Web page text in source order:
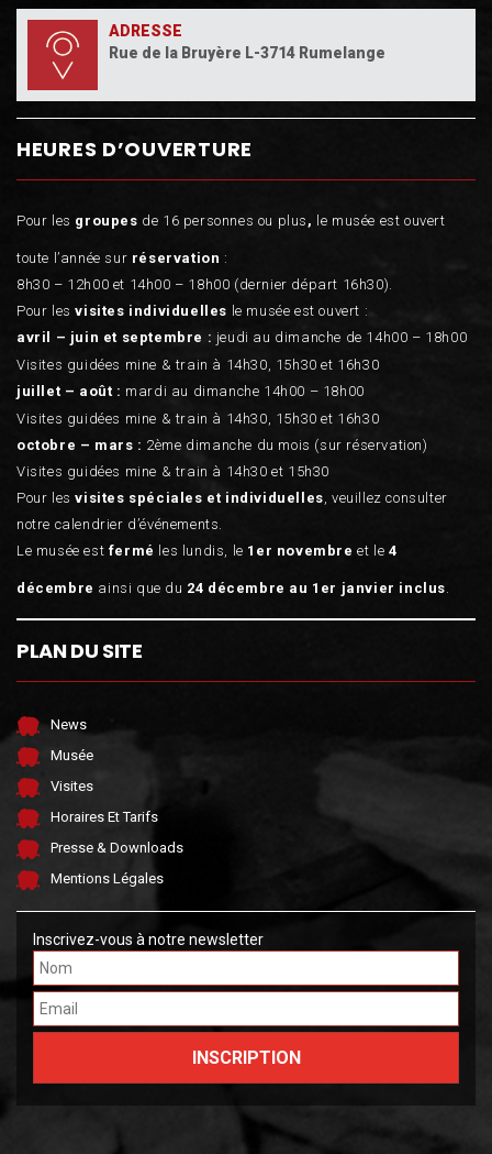
ADRESSE
Rue de la Bruyère L-3714 Rumelange
HEURES D’OUVERTURE
Pour les groupes de 16 personnes ou plus , le musée est ouvert
toute l’année sur réservation :
8h30 – 12h00 et 14h00 – 18h00 (dernier départ 16h30).
Pour lesvisites individuelles le musée est ouvert :
avril – juin et septembre : jeudi au dimanche de 14h00 – 18h00
Visites guidées mine & train à 14h30, 15h30 et 16h30
juillet – août : mardi au dimanche 14h00 – 18h00
Visites guidées mine & train à 14h30, 15h30 et 16h30
octobre – mars : 2ème dimanche du mois (sur réservation)
Visites guidées mine & train à 14h30 et 15h30
Pour lesvisites spéciales et individuelles, veuillez consulter
notre calendrier d’événements.
Le musée est fermé les lundis, le 1er novembre et le 4
décembre ainsi que du 24 décembre au 1er janvier inclus.
PLAN DU SITE
News
Musée
Visites
Horaires Et Tarifs
Presse & Downloads
Mentions Légales
Inscrivez-vous à notre newsletter